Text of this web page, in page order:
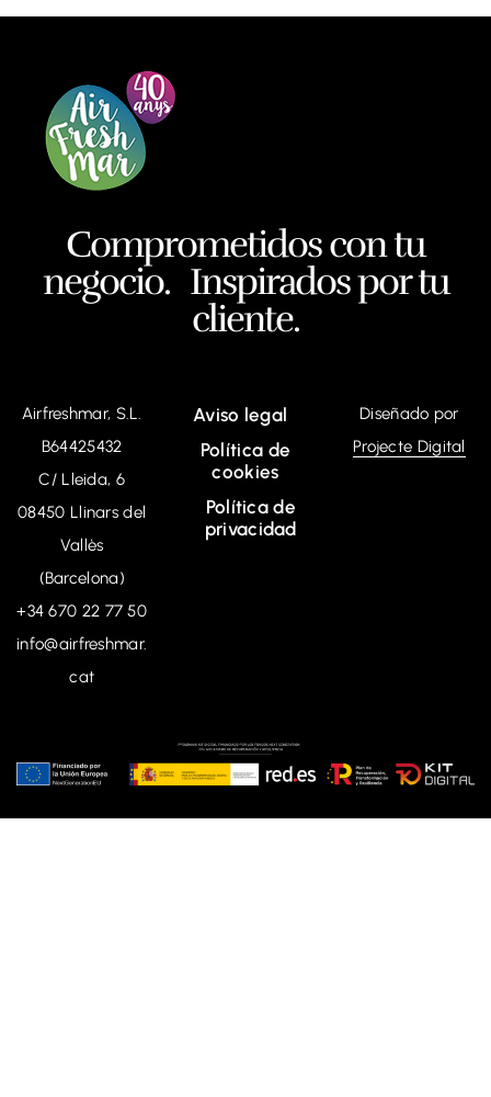
Comprometidos con tu
negocio. Inspirados por tu
cliente.
Airfreshmar, S.L.
B64425432
C/ Lleida, 6
08450 Llinars del
Vallès
(Barcelona)
+34670 22 77 50
info@airfreshmar.
cat
Aviso legal
Política de
cookies
Política de
privacidad
Diseñado por
Projecte Digital